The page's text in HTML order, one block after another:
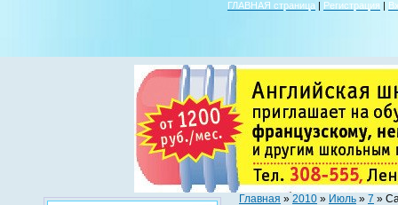
ГЛАВНАЯ страница | Регистрация |
Главная » 2010 » Июль » 7 »